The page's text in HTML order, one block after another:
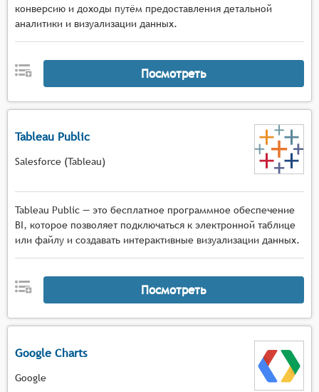
конверсию и доходы путём предоставления детальной
аналитики и визуализации данных.
Посмотреть
Tableau Public
Salesforce (Tableau)
Tableau Public — это бесплатное программное обеспечение
BI, которое позволяет подключаться к электронной таблице
или файлу и создавать интерактивные визуализации данных.
Посмотреть
Google Charts
Google